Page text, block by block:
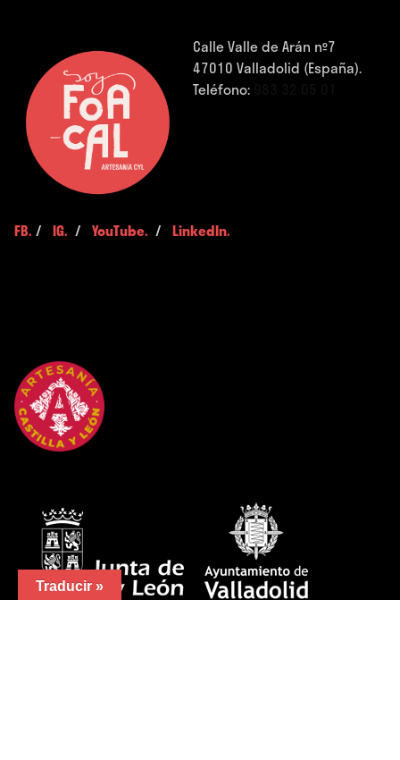
Calle Valle de Arán nº7
47010 Valladolid (España).
Teléfono:
FB. / IG. / YouTube. / LinkedIn.
Traducir »